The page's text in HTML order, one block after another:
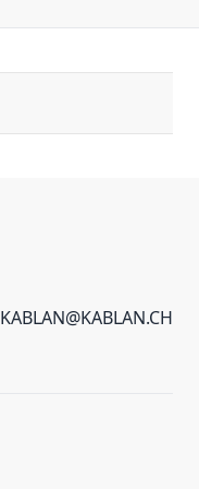
KABLAN@KABLAN.CH